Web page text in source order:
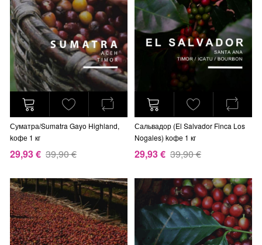
Суматра/Sumatra Gayo Highland,
kофе 1 кг
29,93 € 39,90 €
Сальвадор (El Salvador Finca Los
Nogales) kофе 1 кг
29,93 € 39,90 €